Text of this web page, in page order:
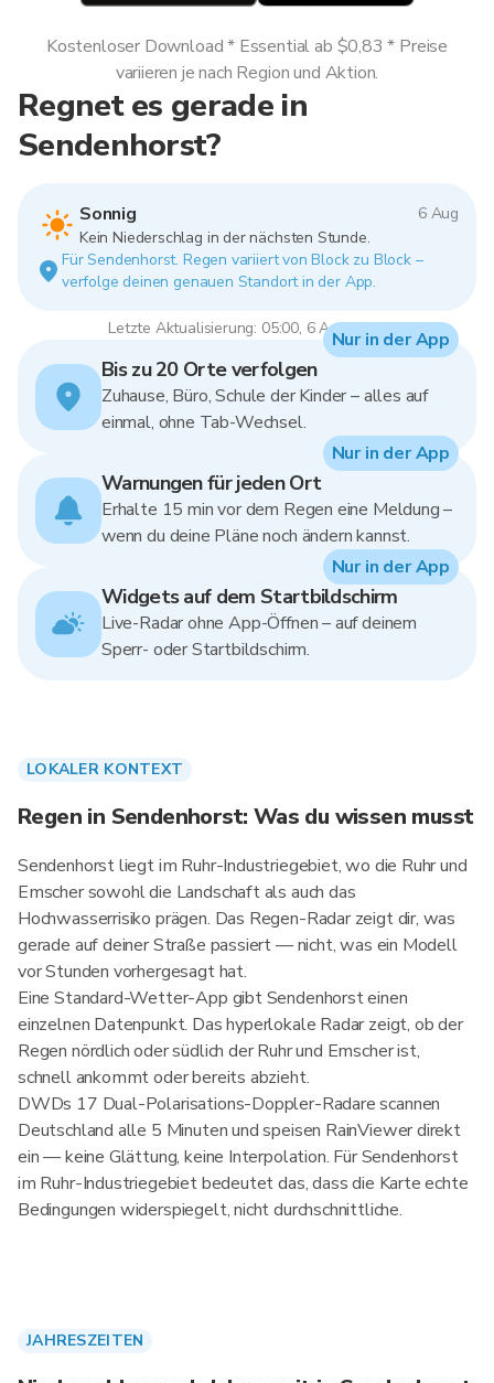
Regnet es gerade in
Sendenhorst?
Sonnig
6 Aug
Kein Niederschlag in der nächsten Stunde.
Für Sendenhorst. Regen variiert von Block zu Block –
verfolge deinen genauen Standort in der App.
Letzte Aktualisierung: 05:00, 6 Aug 2026
Kostenloser Download * Essential ab $0,83 * Preise
variieren je nach Region und Aktion.
Bis zu 20 Orte verfolgen
Zuhause, Büro, Schule der Kinder – alles auf
einmal, ohne Tab-Wechsel.
Nur in der App
Warnungen für jeden Ort
Erhalte 15 min vor dem Regen eine Meldung –
wenn du deine Pläne noch ändern kannst.
Nur in der App
Widgets auf dem Startbildschirm
Live-Radar ohne App-Öffnen – auf deinem
Sperr- oder Startbildschirm.
Nur in der App
LOKALER KONTEXT
Regen in Sendenhorst: Was du wissen musst
Sendenhorst liegt im Ruhr-Industriegebiet, wo die Ruhr und
Emscher sowohl die Landschaft als auch das
Hochwasserrisiko prägen. Das Regen-Radar zeigt dir, was
gerade auf deiner Straße passiert — nicht, was ein Modell
vor Stunden vorhergesagt hat.
Eine Standard-Wetter-App gibt Sendenhorst einen
einzelnen Datenpunkt. Das hyperlokale Radar zeigt, ob der
Regen nördlich oder südlich der Ruhr und Emscher ist,
schnell ankommt oder bereits abzieht.
DWDs 17 Dual-Polarisations-Doppler-Radare scannen
Deutschland alle 5 Minuten und speisen RainViewer direkt
ein — keine Glättung, keine Interpolation. Für Sendenhorst
im Ruhr-Industriegebiet bedeutet das, dass die Karte echte
Bedingungen widerspiegelt, nicht durchschnittliche.
JAHRESZEITEN